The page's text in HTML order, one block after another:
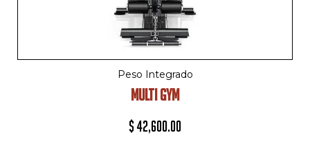
Peso Integrado
MULTI GYM
$42,600.00